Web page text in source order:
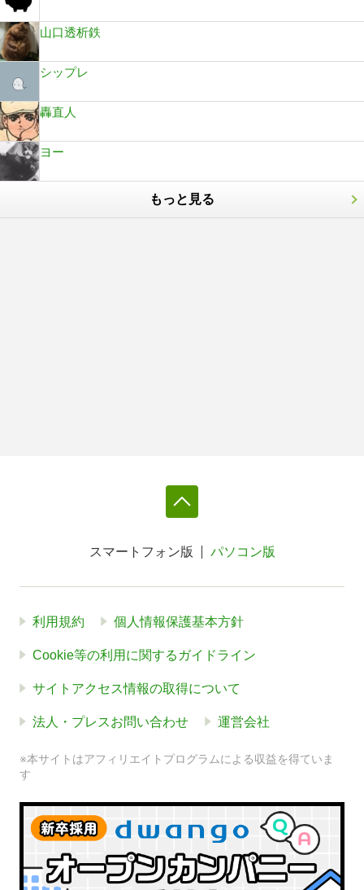
山口透析鉄
シップレ
轟直人
ヨー
もっと見る
スマートフォン版 パソコン版
利用規約 個人情報保護基本方針
Cookie等の利用に関するガイドライン
サイトアクセス情報の取得について
法人・プレスお問い合わせ 運営会社
※本サイトはアフィリエイトプログラムによる収益を得ていま
す